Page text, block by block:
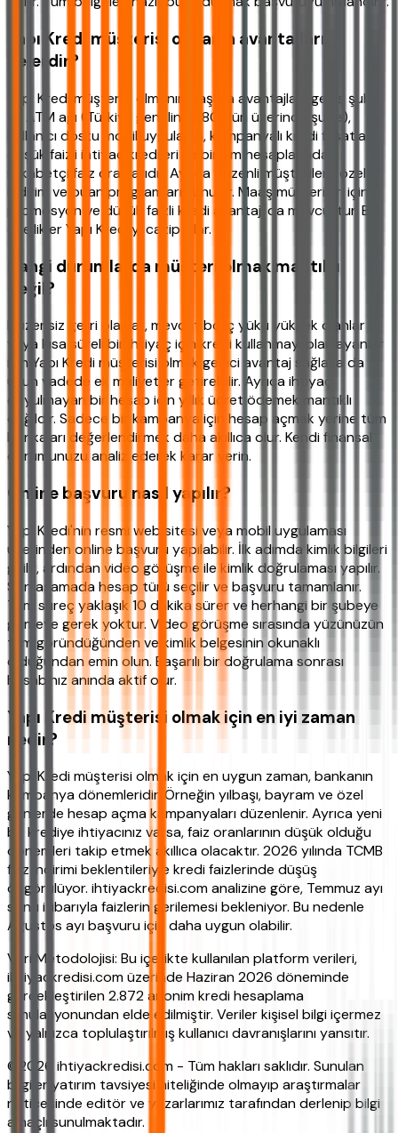
Yapı Kredi müşterisi olmanın avantajları
nelerdir?
Yapı Kredi müşterisi olmanın başlıca avantajları: geniş şube
ve ATM ağı (Türkiye genelinde 800'ün üzerinde şube),
kullanıcı dostu mobil uygulama, kampanyalı kredi fırsatları,
düşük faizli ihtiyaç kredileri ve birikim hesaplarında
rekabetçi faiz oranlarıdır. Ayrıca düzenli müşterilere özel
indirim ve puan programları sunulur. Maaş müşterileri için
promosyon ve düşük faizli kredi avantajı da mevcuttur. Bu
özellikler Yapı Kredi'yi cazip kılar.
Hangi durumlarda müşteri olmak mantıklı
değil?
Düzensiz geliri olanlar, mevcut borç yükü yüksek olanlar
veya kısa süreli bir ihtiyaç için kredi kullanmayı planlayanlar
için Yapı Kredi müşterisi olmak geçici avantaj sağlasa da
uzun vadede ek maliyetler getirebilir. Ayrıca ihtiyaç
duyulmayan bir hesap için yıllık ücret ödemek mantıklı
değildir. Sadece bir kampanya için hesap açmak yerine tüm
bankaları değerlendirmek daha akıllıca olur. Kendi finansal
durumunuzu analiz ederek karar verin.
Online başvuru nasıl yapılır?
Yapı Kredi'nin resmi web sitesi veya mobil uygulaması
üzerinden online başvuru yapılabilir. İlk adımda kimlik bilgileri
girilir, ardından video görüşme ile kimlik doğrulaması yapılır.
Son aşamada hesap türü seçilir ve başvuru tamamlanır.
Tüm süreç yaklaşık 10 dakika sürer ve herhangi bir şubeye
gitmeye gerek yoktur. Video görüşme sırasında yüzünüzün
tam göründüğünden ve kimlik belgesinin okunaklı
olduğundan emin olun. Başarılı bir doğrulama sonrası
hesabınız anında aktif olur.
Yapı Kredi müşterisi olmak için en iyi zaman
nedir?
Yapı Kredi müşterisi olmak için en uygun zaman, bankanın
kampanya dönemleridir. Örneğin yılbaşı, bayram ve özel
günlerde hesap açma kampanyaları düzenlenir. Ayrıca yeni
bir krediye ihtiyacınız varsa, faiz oranlarının düşük olduğu
dönemleri takip etmek akıllıca olacaktır. 2026 yılında TCMB
faiz indirimi beklentileriyle kredi faizlerinde düşüş
öngörülüyor. ihtiyackredisi.com analizine göre, Temmuz ayı
sonu itibarıyla faizlerin gerilemesi bekleniyor. Bu nedenle
Ağustos ayı başvuru için daha uygun olabilir.
Veri Metodolojisi: Bu içerikte kullanılan platform verileri,
ihtiyackredisi.com üzerinde Haziran 2026 döneminde
gerçekleştirilen 2.872 anonim kredi hesaplama
simülasyonundan elde edilmiştir. Veriler kişisel bilgi içermez
ve yalnızca toplulaştırılmış kullanıcı davranışlarını yansıtır.
©2026 ihtiyackredisi.com - Tüm hakları saklıdır. Sunulan
bilgiler yatırım tavsiyesi niteliğinde olmayıp araştırmalar
neticesinde editör ve yazarlarımız tarafından derlenip bilgi
amaçlı sunulmaktadır.